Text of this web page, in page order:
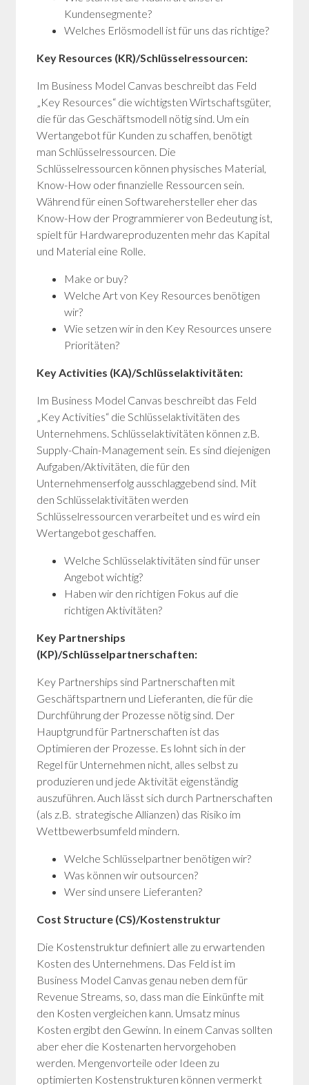
Kundensegmente?
Welches Erlösmodell ist für uns das richtige?
Key Resources (KR)/Schlüsselressourcen:
Im Business Model Canvas beschreibt das Feld
„Key Resources“ die wichtigsten Wirtschaftsgüter,
die für das Geschäftsmodell nötig sind. Um ein
Wertangebot für Kunden zu schaffen, benötigt
man Schlüsselressourcen. Die
Schlüsselressourcen können physisches Material,
Know-How oder finanzielle Ressourcen sein.
Während für einen Softwarehersteller eher das
Know-How der Programmierer von Bedeutung ist,
spielt für Hardwareproduzenten mehr das Kapital
und Material eine Rolle.
Make or buy?
Welche Art von Key Resources benötigen
wir?
Wie setzen wir in den Key Resources unsere
Prioritäten?
Key Activities (KA)/Schlüsselaktivitäten:
Im Business Model Canvas beschreibt das Feld
„Key Activities“ die Schlüsselaktivitäten des
Unternehmens. Schlüsselaktivitäten können z.B.
Supply-Chain-Management sein. Es sind diejenigen
Aufgaben/Aktivitäten, die für den
Unternehmenserfolg ausschlaggebend sind. Mit
den Schlüsselaktivitäten werden
Schlüsselressourcen verarbeitet und es wird ein
Wertangebot geschaffen.
Welche Schlüsselaktivitäten sind für unser
Angebot wichtig?
Haben wir den richtigen Fokus auf die
richtigen Aktivitäten?
Key Partnerships
(KP)/Schlüsselpartnerschaften:
Key Partnerships sind Partnerschaften mit
Geschäftspartnern und Lieferanten, die für die
Durchführung der Prozesse nötig sind. Der
Hauptgrund für Partnerschaften ist das
Optimieren der Prozesse. Es lohnt sich in der
Regel für Unternehmen nicht, alles selbst zu
produzieren und jede Aktivität eigenständig
auszuführen. Auch lässt sich durch Partnerschaften
(als z.B. strategische Allianzen) das Risiko im
Wettbewerbsumfeld mindern.
Welche Schlüsselpartner benötigen wir?
Was können wir outsourcen?
Wer sind unsere Lieferanten?
Cost Structure (CS)/Kostenstruktur
Die Kostenstruktur definiert alle zu erwartenden
Kosten des Unternehmens. Das Feld ist im
Business Model Canvas genau neben dem für
Revenue Streams, so, dass man die Einkünfte mit
den Kosten vergleichen kann. Umsatz minus
Kosten ergibt den Gewinn. In einem Canvas sollten
aber eher die Kostenarten hervorgehoben
werden. Mengenvorteile oder Ideen zu
optimierten Kostenstrukturen können vermerkt